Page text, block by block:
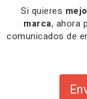
Si quieres
marca, ahora
comunicados de